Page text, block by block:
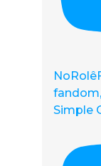
Simple